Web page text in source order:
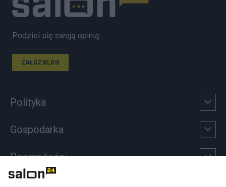
Podziel się swoją opinią
ZAŁÓŻ BLOG
Polityka
Gospodarka
Rozmaitości